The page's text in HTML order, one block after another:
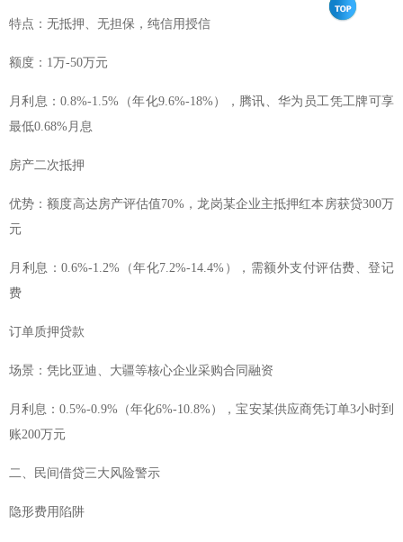
特点：无抵押、无担保，纯信用授信
额度：1万-50万元
月利息：0.8%-1.5%（年化9.6%-18%），腾讯、华为员工凭工牌可享
最低0.68%月息
房产二次抵押
优势：额度高达房产评估值70%，龙岗某企业主抵押红本房获贷300万
元
月利息：0.6%-1.2%（年化7.2%-14.4%），需额外支付评估费、登记
费
订单质押贷款
场景：凭比亚迪、大疆等核心企业采购合同融资
月利息：0.5%-0.9%（年化6%-10.8%），宝安某供应商凭订单3小时到
账200万元
二、民间借贷三大风险警示
隐形费用陷阱